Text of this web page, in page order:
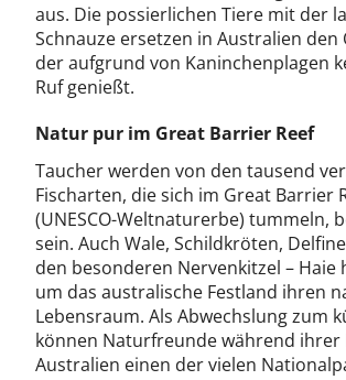
aus. Die possierlichen Tiere mit der
Schnauze ersetzen in Australien den
der aufgrund von Kaninchenplagen
Ruf genießt.
Natur pur im Great Barrier Reef
Taucher werden von den tausend
Fischarten, die sich im Great Barrier
(UNESCO-Weltnaturerbe) tummeln,
sein. Auch Wale, Schildkröten,
den besonderen Nervenkitzel – Haie
um das australische Festland ihren
Lebensraum. Als Abwechslung zum
können Naturfreunde während ihrer
Australien einen der vielen